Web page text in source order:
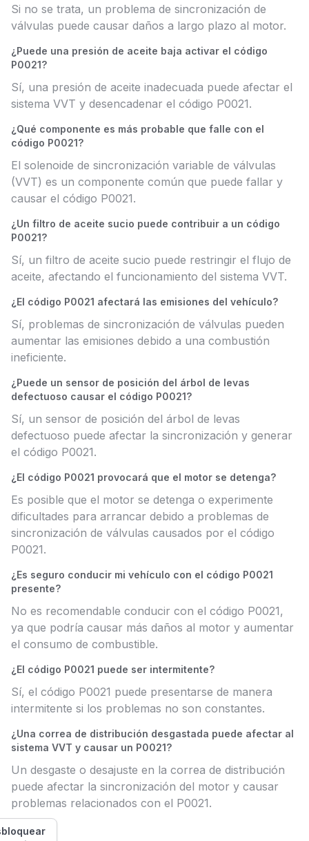
Si no se trata, un problema de sincronización de
válvulas puede causar daños a largo plazo al motor.
¿Puede una presión de aceite baja activar el código
P0021?
Sí, una presión de aceite inadecuada puede afectar el
sistema VVT y desencadenar el código P0021.
¿Qué componente es más probable que falle con el
código P0021?
El solenoide de sincronización variable de válvulas
(VVT) es un componente común que puede fallar y
causar el código P0021.
¿Un filtro de aceite sucio puede contribuir a un código
P0021?
Sí, un filtro de aceite sucio puede restringir el flujo de
aceite, afectando el funcionamiento del sistema VVT.
¿El código P0021 afectará las emisiones del vehículo?
Sí, problemas de sincronización de válvulas pueden
aumentar las emisiones debido a una combustión
ineficiente.
¿Puede un sensor de posición del árbol de levas
defectuoso causar el código P0021?
Sí, un sensor de posición del árbol de levas
defectuoso puede afectar la sincronización y generar
el código P0021.
¿El código P0021 provocará que el motor se detenga?
Es posible que el motor se detenga o experimente
dificultades para arrancar debido a problemas de
sincronización de válvulas causados por el código
P0021.
¿Es seguro conducir mi vehículo con el código P0021
presente?
No es recomendable conducir con el código P0021,
ya que podría causar más daños al motor y aumentar
el consumo de combustible.
¿El código P0021 puede ser intermitente?
Sí, el código P0021 puede presentarse de manera
intermitente si los problemas no son constantes.
¿Una correa de distribución desgastada puede afectar al
sistema VVT y causar un P0021?
Un desgaste o desajuste en la correa de distribución
puede afectar la sincronización del motor y causar
problemas relacionados con el P0021.